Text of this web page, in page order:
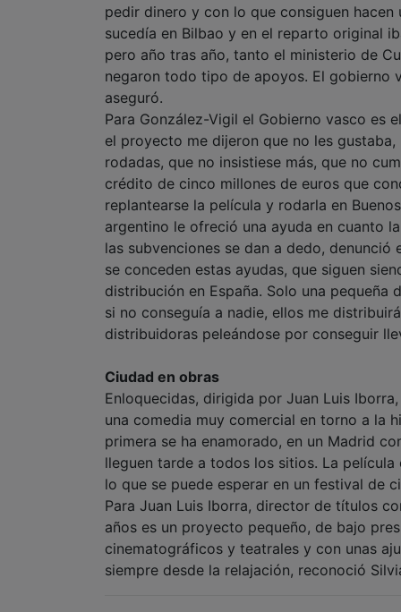
pedir dinero y con lo que consiguen hacen
sucedía en Bilbao y en el reparto original
pero año tras año, tanto el ministerio de
negaron todo tipo de apoyos. El gobierno
aseguró.
Para González-Vigil el Gobierno vasco
el proyecto me dijeron que no les
rodadas, que no insistiese más, que no
crédito de cinco millones de euros que
replantearse la película y rodarla en
argentino le ofreció una ayuda en cuanto
las subvenciones se dan a dedo,
se conceden estas ayudas, que siguen
distribución en España. Solo una
si no conseguía a nadie, ellos me
distribuidoras peleándose por conseguir
Ciudad en obras
Enloquecidas, dirigida por Juan Luis
una comedia muy comercial en torno a la
primera se ha enamorado, en un Madrid
lleguen tarde a todos los sitios. La
lo que se puede esperar en un festival de
Para Juan Luis Iborra, director de títulos
años es un proyecto pequeño, de bajo
cinematográficos y teatrales y con unas
siempre desde la relajación, reconoció